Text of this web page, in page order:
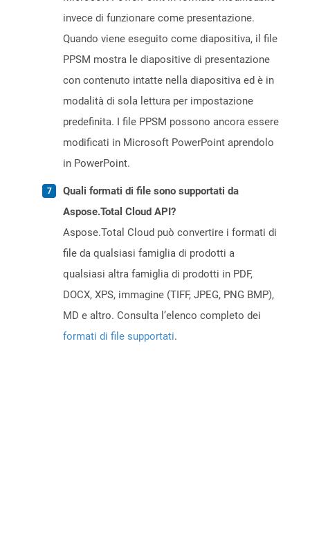
invece di funzionare come presentazione.
Quando viene eseguito come diapositiva, il file
PPSM mostra le diapositive di presentazione
con contenuto intatte nella diapositiva ed è in
modalità di sola lettura per impostazione
predefinita. I file PPSM possono ancora essere
modificati in Microsoft PowerPoint aprendolo
in PowerPoint.
Quali formati di file sono supportati da
Aspose.Total Cloud API?
Aspose.Total Cloud può convertire i formati di
file da qualsiasi famiglia di prodotti a
qualsiasi altra famiglia di prodotti in PDF,
DOCX, XPS, immagine (TIFF, JPEG, PNG BMP),
MD e altro. Consulta l’elenco completo dei
formati di file supportati.